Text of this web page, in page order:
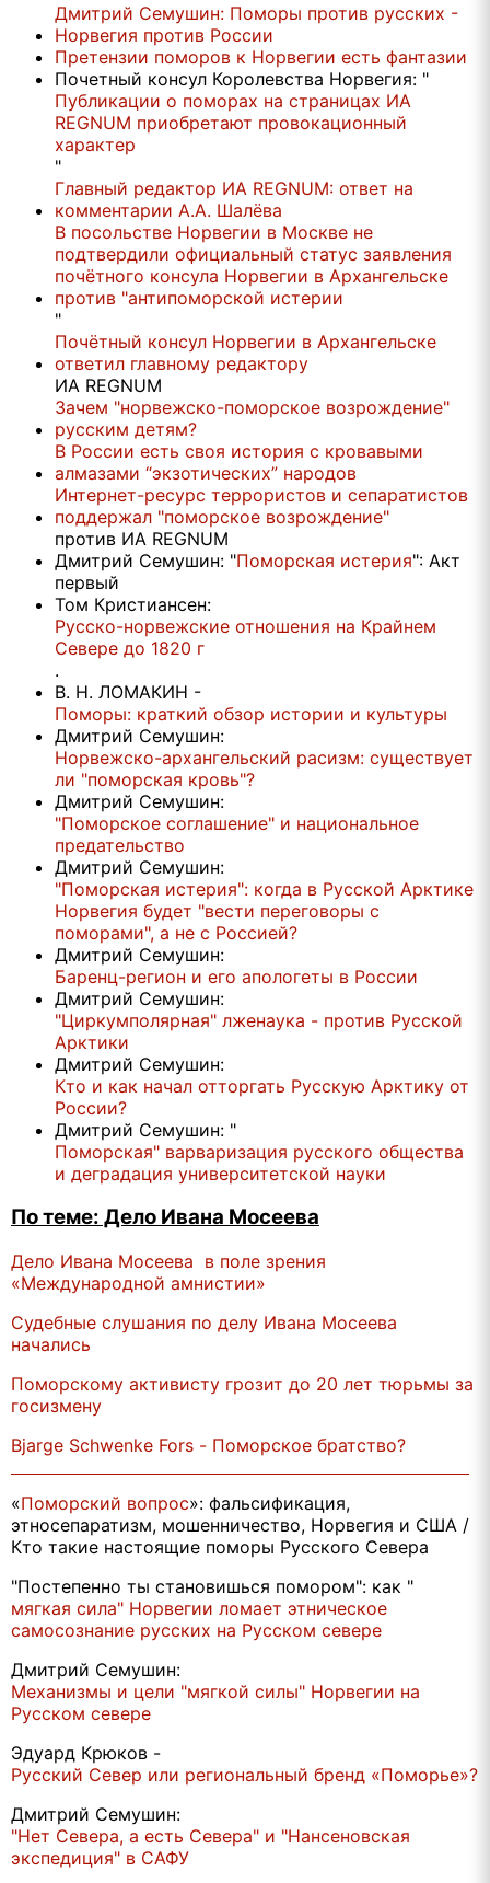
Дмитрий Семушин: Поморы против русских -
Норвегия против России
Претензии поморов к Норвегии есть фантазии
Почетный консул Королевства Норвегия: "
Публикации о поморах на страницах ИА
REGNUM приобретают провокационный
характер
"
Главный редактор ИА REGNUM: ответ на
комментарии А.А. Шалёва
В посольстве Норвегии в Москве не
подтвердили официальный статус заявления
почётного консула Норвегии в Архангельске
против "антипоморской истерии
"
Почётный консул Норвегии в Архангельске
ответил главному редактору
ИА REGNUM
Зачем "норвежско-поморское возрождение"
русским детям?
В России есть своя история с кровавыми
алмазами “экзотических” народов
Интернет-ресурс террористов и сепаратистов
поддержал "поморское возрождение"
против ИА REGNUM
Дмитрий Семушин: "Поморская истерия": Акт
первый
Том Кристиансен:
Русско-норвежские отношения на Крайнем
Севере до 1820 г
.
В. Н. ЛОМАКИН -
Поморы: краткий обзор истории и культуры
Дмитрий Семушин:
Норвежско-архангельский расизм: существует
ли "поморская кровь"?
Дмитрий Семушин:
"Поморское соглашение" и национальное
предательство
Дмитрий Семушин:
"Поморская истерия": когда в Русской Арктике
Норвегия будет "вести переговоры с
поморами", а не с Россией?
Дмитрий Семушин:
Баренц-регион и его апологеты в России
Дмитрий Семушин:
"Циркумполярная" лженаука - против Русской
Арктики
Дмитрий Семушин:
Кто и как начал отторгать Русскую Арктику от
России?
Дмитрий Семушин: "
Поморская" варваризация русского общества
и деградация университетской науки
По теме: Дело Ивана Мосеева
Дело Ивана Мосеева в поле зрения
«Международной амнистии»
Судебные слушания по делу Ивана Мосеева
начались
Поморскому активисту грозит до 20 лет тюрьмы за
госизмену
Bjarge Schwenke Fors - Поморское братство?
«Поморский вопрос»: фальсификация,
этносепаратизм, мошенничество, Норвегия и США /
Кто такие настоящие поморы Русского Севера
"Постепенно ты становишься помором": как "
мягкая сила" Норвегии ломает этническое
самосознание русских на Русском севере
Дмитрий Семушин:
Механизмы и цели "мягкой силы" Норвегии на
Русском севере
Эдуард Крюков -
Русский Север или региональный бренд «Поморье»?
Дмитрий Семушин:
"Нет Севера, а есть Севера" и "Нансеновская
экспедиция" в САФУ